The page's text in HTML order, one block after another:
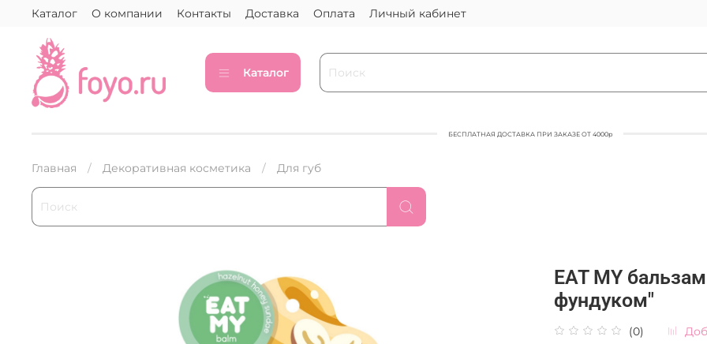
Каталог О компании Контакты Доставка Оплата Личный кабинет
Каталог
БЕСПЛАТНАЯ ДОСТАВКА ПРИ ЗАКАЗЕ ОТ 4000р
Главная Декоративная косметика Для губ
EAT MY
фундуком"
(0)